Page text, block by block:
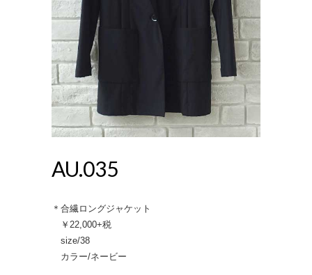
AU.035
＊合繊ロングジャケット
￥22,000+税
size/38
カラー/ネービー